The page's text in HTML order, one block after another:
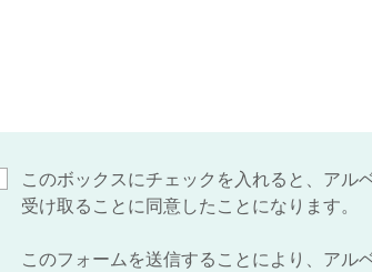
このボックスにチェックを入れると、アル
受け取ることに同意したことになります。
このフォームを送信することにより、アル